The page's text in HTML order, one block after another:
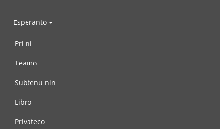
Esperanto
Pri ni
Teamo
Subtenu nin
Libro
Privateco